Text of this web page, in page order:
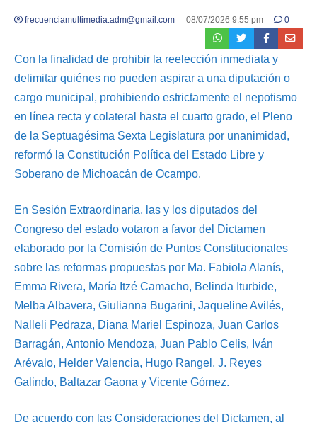
frecuenciamultimedia.adm@gmail.com 08/07/2026 9:55 pm 0
Con la finalidad de prohibir la reelección inmediata y
delimitar quiénes no pueden aspirar a una diputación o
cargo municipal, prohibiendo estrictamente el nepotismo
en línea recta y colateral hasta el cuarto grado, el Pleno
de la Septuagésima Sexta Legislatura por unanimidad,
reformó la Constitución Política del Estado Libre y
Soberano de Michoacán de Ocampo.
En Sesión Extraordinaria, las y los diputados del
Congreso del estado votaron a favor del Dictamen
elaborado por la Comisión de Puntos Constitucionales
sobre las reformas propuestas por Ma. Fabiola Alanís,
Emma Rivera, María Itzé Camacho, Belinda Iturbide,
Melba Albavera, Giulianna Bugarini, Jaqueline Avilés,
Nalleli Pedraza, Diana Mariel Espinoza, Juan Carlos
Barragán, Antonio Mendoza, Juan Pablo Celis, Iván
Arévalo, Helder Valencia, Hugo Rangel, J. Reyes
Galindo, Baltazar Gaona y Vicente Gómez.
De acuerdo con las Consideraciones del Dictamen, al